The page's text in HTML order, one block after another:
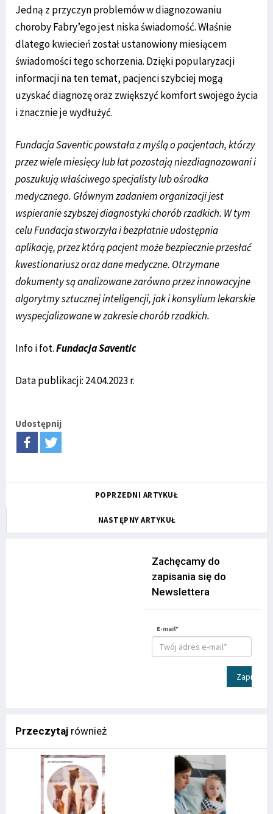
Jedną z przyczyn problemów w diagnozowaniu
choroby Fabry’ego jest niska świadomość. Właśnie
dlatego kwiecień został ustanowiony miesiącem
świadomości tego schorzenia. Dzięki popularyzacji
informacji na ten temat, pacjenci szybciej mogą
uzyskać diagnozę oraz zwiększyć komfort swojego życia
i znacznie je wydłużyć.
Fundacja Saventic powstała z myślą o pacjentach, którzy
przez wiele miesięcy lub lat pozostają niezdiagnozowani i
poszukują właściwego specjalisty lub ośrodka
medycznego. Głównym zadaniem organizacji jest
wspieranie szybszej diagnostyki chorób rzadkich. W tym
celu Fundacja stworzyła i bezpłatnie udostępnia
aplikację, przez którą pacjent może bezpiecznie przesłać
kwestionariusz oraz dane medyczne. Otrzymane
dokumenty są analizowane zarówno przez innowacyjne
algorytmy sztucznej inteligencji, jak i konsylium lekarskie
wyspecjalizowane w zakresie chorób rzadkich.
Info i fot.Fundacja Saventic
Data publikacji: 24.04.2023 r.
Udostępnij
POPRZEDNI ARTYKUŁ
NASTĘPNY ARTYKUŁ
Zachęcamy do
zapisania się do
Newslettera
E-mail*
Zapisz
Przeczytaj również